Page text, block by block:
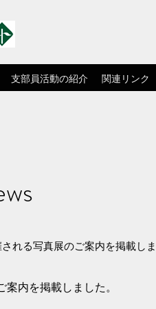
支部員活動の紹介 関連リンク
れる写真展のご案内を掲載し
案内を掲載しました。